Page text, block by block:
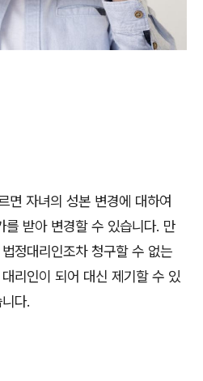
면 자녀의 성본 변경에 대하여
를 받아 변경할 수 있습니다. 만
정대리인조차 청구할 수 없는
리인이 되어 대신 제기할 수 있
다.